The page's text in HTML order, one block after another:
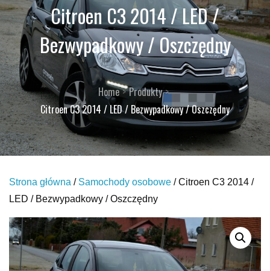
Citroen C3 2014 / LED /
Bezwypadkowy / Oszczędny
Home
Produkty
Citroen C3 2014 / LED / Bezwypadkowy / Oszczędny
Strona główna / Samochody osobowe / Citroen C3 2014 /
LED / Bezwypadkowy / Oszczędny